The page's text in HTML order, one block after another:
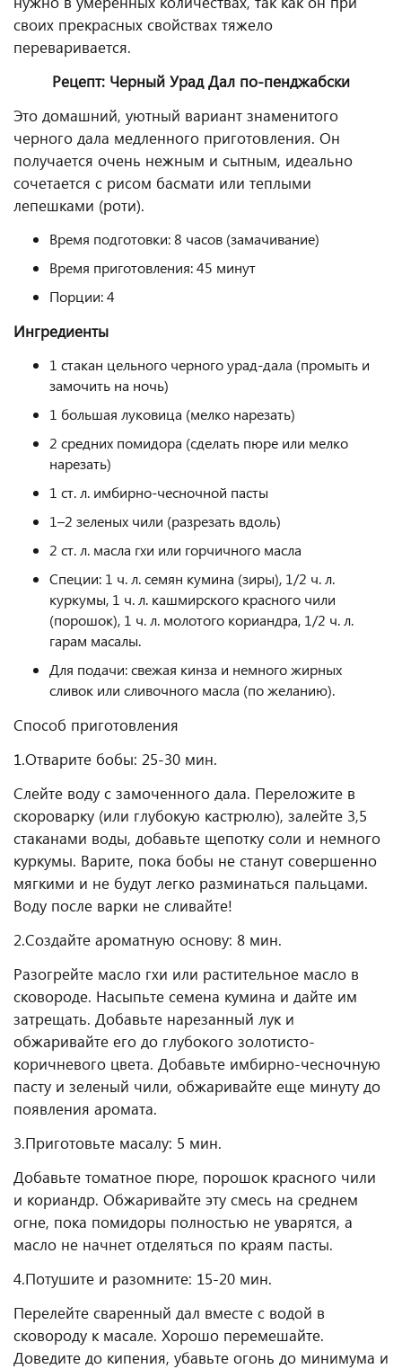
своих прекрасных свойствах тяжело
переваривается.
Рецепт: Черный Урад Дал по-пенджабски
Это домашний, уютный вариант знаменитого
черного дала медленного приготовления. Он
получается очень нежным и сытным, идеально
сочетается с рисом басмати или теплыми
лепешками (роти).
Время подготовки: 8 часов (замачивание)
Время приготовления: 45 минут
Порции: 4
Ингредиенты
1 стакан цельного черного урад-дала (промыть и
замочить на ночь)
1 большая луковица (мелко нарезать)
2 средних помидора (сделать пюре или мелко
нарезать)
1 ст. л. имбирно-чесночной пасты
1–2 зеленых чили (разрезать вдоль)
2 ст. л. масла гхи или горчичного масла
Специи: 1 ч. л. семян кумина (зиры), 1/2 ч. л.
куркумы, 1 ч. л. кашмирского красного чили
(порошок), 1 ч. л. молотого кориандра, 1/2 ч. л.
гарам масалы.
Для подачи: свежая кинза и немного жирных
сливок или сливочного масла (по желанию).
Способ приготовления
1.Отварите бобы: 25-30 мин.
Слейте воду с замоченного дала. Переложите в
скороварку (или глубокую кастрюлю), залейте 3,5
стаканами воды, добавьте щепотку соли и немного
куркумы. Варите, пока бобы не станут совершенно
мягкими и не будут легко разминаться пальцами.
Воду после варки не сливайте!
2.Создайте ароматную основу: 8 мин.
Разогрейте масло гхи или растительное масло в
сковороде. Насыпьте семена кумина и дайте им
затрещать. Добавьте нарезанный лук и
обжаривайте его до глубокого золотисто-
коричневого цвета. Добавьте имбирно-чесночную
пасту и зеленый чили, обжаривайте еще минуту до
появления аромата.
3.Приготовьте масалу: 5 мин.
Добавьте томатное пюре, порошок красного чили
и кориандр. Обжаривайте эту смесь на среднем
огне, пока помидоры полностью не уварятся, а
масло не начнет отделяться по краям пасты.
4.Потушите и разомните: 15-20 мин.
Перелейте сваренный дал вместе с водой в
сковороду к масале. Хорошо перемешайте.
Доведите до кипения, убавьте огонь до минимума и